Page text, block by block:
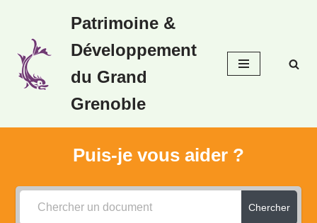
au
contenu
Patrimoine &
Développement
du Grand
Grenoble
Puis-je vous aider ?
Chercher